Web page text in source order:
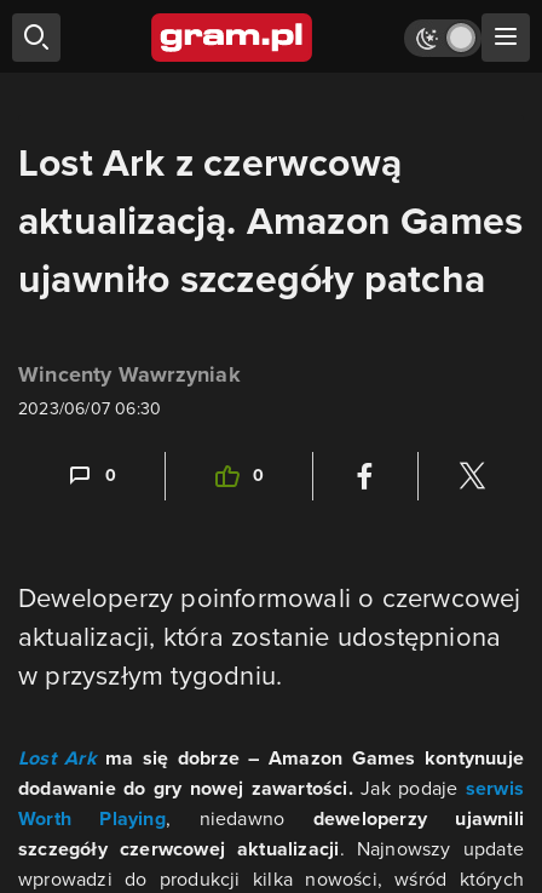
Lost Ark z czerwcową
aktualizacją. Amazon Games
ujawniło szczegóły patcha
Wincenty Wawrzyniak
2023/06/07 06:30
0 0
Deweloperzy poinformowali o czerwcowej
aktualizacji, która zostanie udostępniona
w przyszłym tygodniu.
Lost Arkma się dobrze – Amazon Games kontynuuje
dodawanie do gry nowej zawartości.Jak podaje serwis
Worth Playing, niedawno deweloperzy ujawnili
szczegóły czerwcowej aktualizacji. Najnowszy update
wprowadzi do produkcji kilka nowości, wśród których